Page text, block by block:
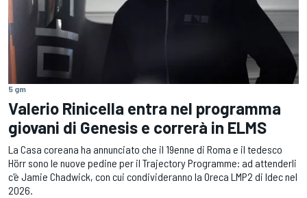
5 gm
Valerio Rinicella entra nel programma
giovani di Genesis e correrà in ELMS
La Casa coreana ha annunciato che il 19enne di Roma e il tedesco
Hörr sono le nuove pedine per il Trajectory Programme: ad attenderli
c'è Jamie Chadwick, con cui condivideranno la Oreca LMP2 di Idec nel
2026.